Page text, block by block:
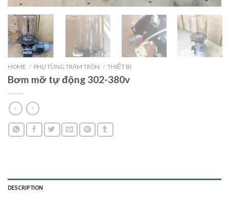
HOME / PHỤ TÙNG TRẠM TRÔN / THIẾT BỊ
Bơm mỡ tự động 302-380v
DESCRIPTION